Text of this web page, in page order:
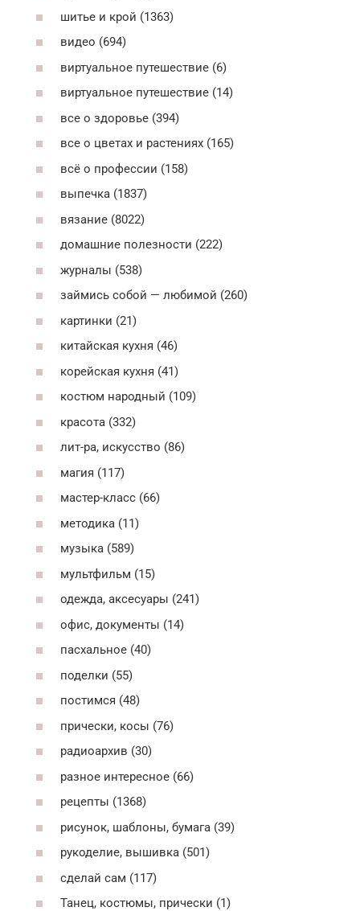
шитье и крой (1363)
видео (694)
виртуальное путешествие (6)
виртуальное путешествие (14)
все о здоровье (394)
все о цветах и растениях (165)
всё о профессии (158)
выпечка (1837)
вязание (8022)
домашние полезности (222)
журналы (538)
займись собой — любимой (260)
картинки (21)
китайская кухня (46)
корейская кухня (41)
костюм народный (109)
красота (332)
лит-ра, искусство (86)
магия (117)
мастер-класс (66)
методика (11)
музыка (589)
мультфильм (15)
одежда, аксесуары (241)
офис, документы (14)
пасхальное (40)
поделки (55)
постимся (48)
прически, косы (76)
радиоархив (30)
разное интересное (66)
рецепты (1368)
рисунок, шаблоны, бумага (39)
рукоделие, вышивка (501)
сделай сам (117)
Танец, костюмы, прически (1)